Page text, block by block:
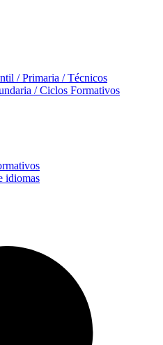
/ Primaria / Técnicos
/ Ciclos Formativos
idiomas